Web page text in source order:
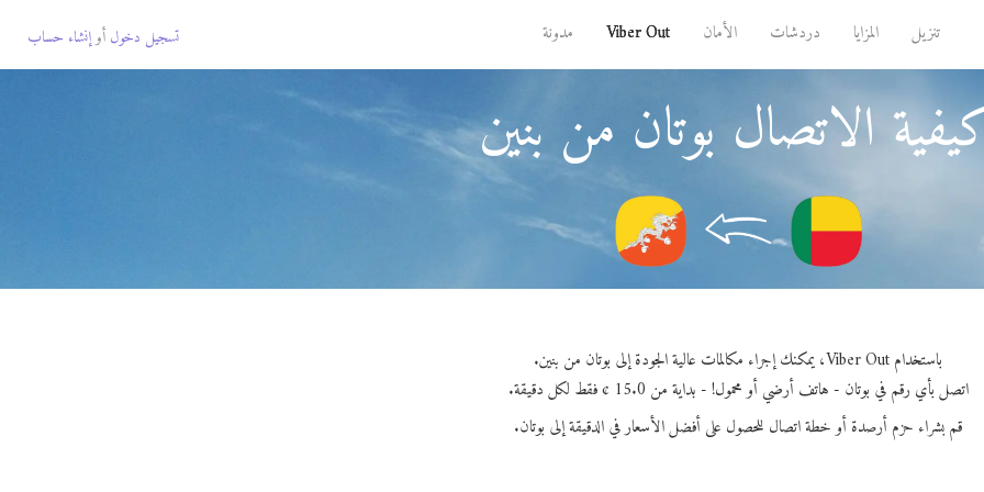
تنزيل المزايا دردشات الأمان Viber Out مدونة تسجيل دخول أوإنشاء حساب
الاتصال بوتان من بنين
باستخدام Viber Out، يمكنك إجراء مكالمات عالية الجودة إلى بوتان من بنين.
اتصل بأي رقم في بوتان - هاتف أرضي أو محمول! - بداية من 15.0 ¢ فقط لكل دقيقة.
قم بشراء حزم أرصدة أو خطة اتصال للحصول على أفضل الأسعار في الدقيقة إلى بوتان.